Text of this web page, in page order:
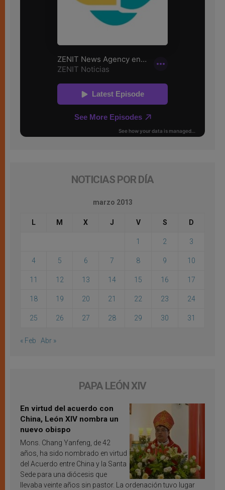
NOTICIAS POR DÍA
marzo 2013
L M X J V S D
1 2 3
4 5 6 7 8 9 10
11 12 13 14 15 16 17
18 19 20 21 22 23 24
25 26 27 28 29 30 31
« Feb Abr »
PAPA LEÓN XIV
En virtud del acuerdo con
China, León XIV nombra un
nuevo obispo
Mons. Chang Yanfeng, de 42
años, ha sido nombrado en virtud
del Acuerdo entre China y la Santa
Sede para una diócesis que
llevaba veinte años sin pastor. La ordenación tuvo lugar